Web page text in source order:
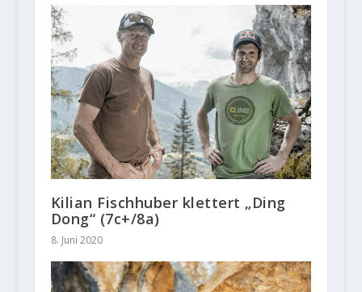
Kilian Fischhuber klettert „Ding
Dong“ (7c+/8a)
8. Juni 2020